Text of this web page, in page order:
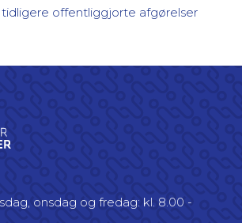
tidligere offentliggjorte afgørelser
onsdag og fredag: kl. 8.00 -